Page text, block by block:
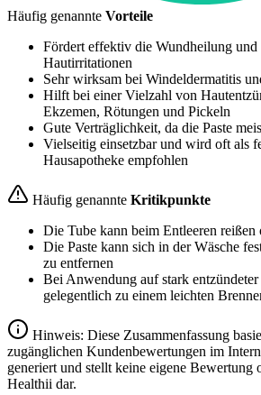
Häufig genannte Vorteile
Fördert effektiv die Wundheilung und
Hautirritationen
Sehr wirksam bei Windeldermatitis
Hilft bei einer Vielzahl von
Ekzemen, Rötungen und Pickeln
Gute Verträglichkeit, da die Paste
Vielseitig einsetzbar und wird oft als
Hausapotheke empfohlen
Häufig genannte Kritikpunkte
Die Tube kann beim Entleeren reißen
Die Paste kann sich in der Wäsche
zu entfernen
Bei Anwendung auf stark
gelegentlich zu einem leichten
Hinweis: Diese Zusammenfassung
zugänglichen Kundenbewertungen im
generiert und stellt keine eigene Bewertung
Healthii dar.